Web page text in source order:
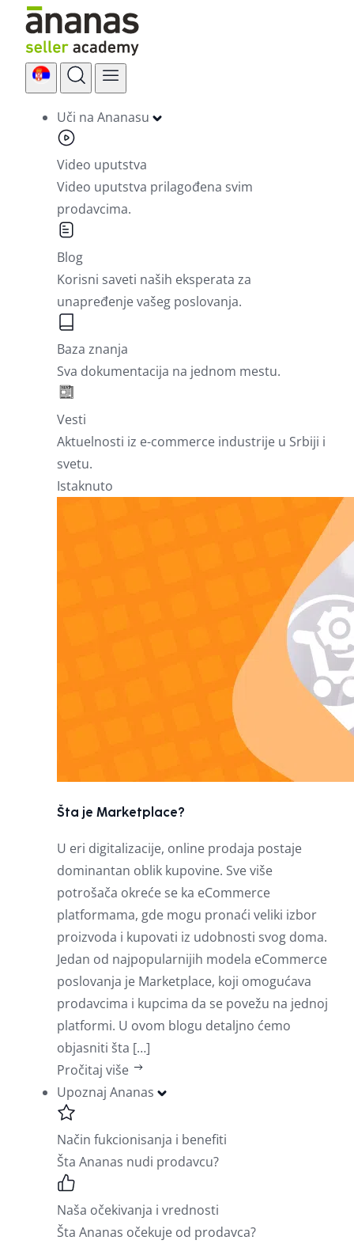
Skip
content
Uči na Ananasu
Video uputstva
Video uputstva prilagođena svim
prodavcima.
Blog
Korisni saveti naših eksperata za
unapređenje vašeg poslovanja.
Baza znanja
Sva dokumentacija na jednom mestu.
Vesti
Aktuelnosti iz e-commerce industrije u Srbiji i
svetu.
Istaknuto
Šta je Marketplace?
U eri digitalizacije, online prodaja postaje
dominantan oblik kupovine. Sve više
potrošača okreće se ka eCommerce
platformama, gde mogu pronaći veliki izbor
proizvoda i kupovati iz udobnosti svog doma.
Jedan od najpopularnijih modela eCommerce
poslovanja je Marketplace, koji omogućava
prodavcima i kupcima da se povežu na jednoj
platformi. U ovom blogu detaljno ćemo
objasniti šta […]
Pročitaj više
Upoznaj Ananas
Način fukcionisanja i benefiti
Šta Ananas nudi prodavcu?
Naša očekivanja i vrednosti
Šta Ananas očekuje od prodavca?